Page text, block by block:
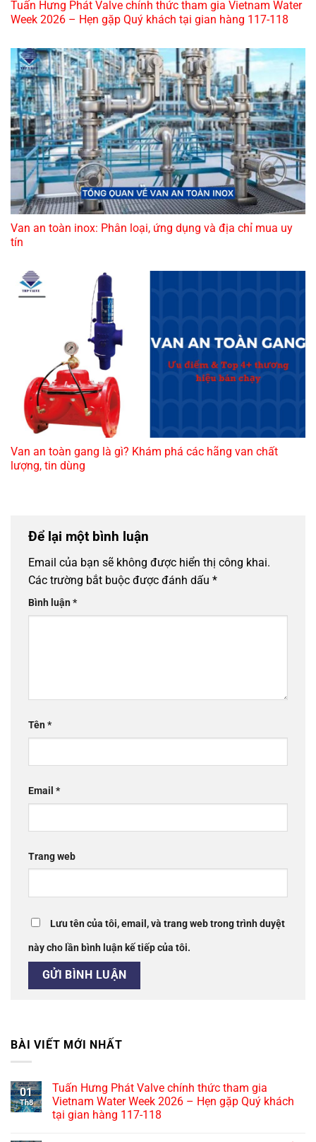
Tuấn Hưng Phát Valve chính thức tham gia Vietnam Water
Week 2026 – Hẹn gặp Quý khách tại gian hàng 117-118
Van an toàn inox: Phân loại, ứng dụng và địa chỉ mua uy
tín
Van an toàn gang là gì? Khám phá các hãng van chất
lượng, tin dùng
Để lại một bình luận
Email của bạn sẽ không được hiển thị công khai.
Các trường bắt buộc được đánh dấu *
Bình luận*
Tên*
Email *
Trang web
Lưu tên của tôi, email, và trang web trong trình duyệt
này cho lần bình luận kế tiếp của tôi.
BÀI VIẾT MỚI NHẤT
01
Th8
Tuấn Hưng Phát Valve chính thức tham gia
Vietnam Water Week 2026 – Hẹn gặp Quý khách
tại gian hàng 117-118